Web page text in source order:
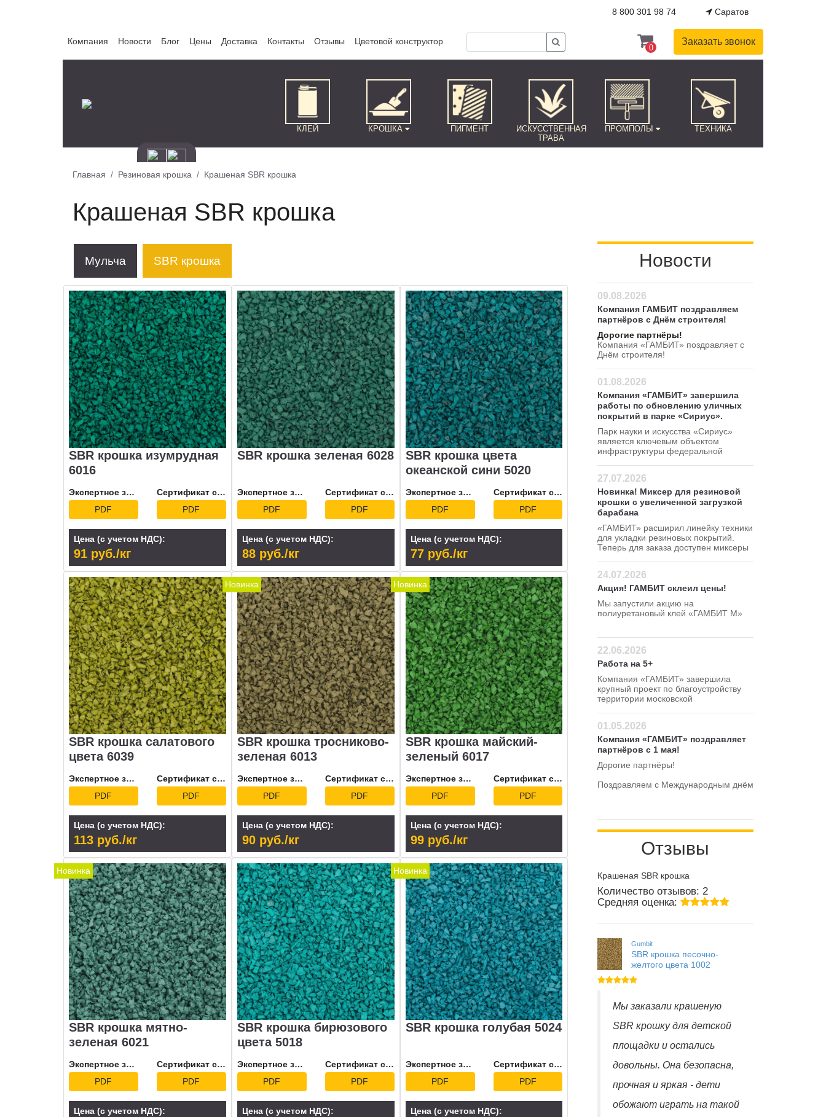
8 800 301 98 74 Саратов
Компания Новости Блог Цены Доставка Контакты Отзывы Цветовой конструктор
0
Заказать звонок
КЛЕЙ КРОШКА ПИГМЕНТ
ИСКУССТВЕННАЯ
ТРАВА
ПРОМПОЛЫ ТЕХНИКА
Главная Резиновая крошка Крашеная SBR крошка
Крашеная SBR крошка
Мульча SBR крошка
SBR крошка изумрудная
6016
Экспертное заключение
PDF
Сертификат соответствия
PDF
Цена (с учетом НДС):
91 руб./кг
SBR крошка зеленая 6028
Экспертное заключение
PDF
Сертификат соответствия
PDF
Цена (с учетом НДС):
88 руб./кг
SBR крошка цвета
океанской сини 5020
Экспертное заключение
PDF
Сертификат соответствия
PDF
Цена (с учетом НДС):
77 руб./кг
SBR крошка салатового
цвета 6039
Экспертное заключение
PDF
Сертификат соответствия
PDF
Цена (с учетом НДС):
113 руб./кг
Новинка
SBR крошка тросниково-
зеленая 6013
Экспертное заключение
PDF
Сертификат соответствия
PDF
Цена (с учетом НДС):
90 руб./кг
Новинка
SBR крошка майский-
зеленый 6017
Экспертное заключение
PDF
Сертификат соответствия
PDF
Цена (с учетом НДС):
99 руб./кг
Новинка
SBR крошка мятно-
зеленая 6021
Экспертное заключение
PDF
Сертификат соответствия
PDF
Цена (с учетом НДС):
SBR крошка бирюзового
цвета 5018
Экспертное заключение
PDF
Сертификат соответствия
PDF
Цена (с учетом НДС):
Новинка
SBR крошка голубая 5024
Экспертное заключение
PDF
Сертификат соответствия
PDF
Цена (с учетом НДС):
Новости
09.08.2026
Компания ГАМБИТ поздравляем
партнёров с Днём строителя!
Дорогие партнёры!
Компания «ГАМБИТ» поздравляет с
Днём строителя!
01.08.2026
Компания «ГАМБИТ» завершила
работы по обновлению уличных
покрытий в парке «Сириус».
Парк науки и искусства «Сириус»
является ключевым объектом
инфраструктуры федеральной
27.07.2026
Новинка! Миксер для резиновой
крошки с увеличенной загрузкой
барабана
«ГАМБИТ» расширил линейку техники
для укладки резиновых покрытий.
Теперь для заказа доступен миксеры
24.07.2026
Акция! ГАМБИТ склеил цены!
Мы запустили акцию на
полиуретановый клей «ГАМБИТ М»
22.06.2026
Работа на 5+
Компания «ГАМБИТ» завершила
крупный проект по благоустройству
территории московской
01.05.2026
Компания «ГАМБИТ» поздравляет
партнёров с 1 мая!
Дорогие партнёры!
Поздравляем с Международным днём
Отзывы
Крашеная SBR крошка
Количество отзывов: 2
Средняя оценка:
Gumbit
SBR крошка песочно-
желтого цвета 1002
Мы заказали крашеную
SBR крошку для детской
площадки и остались
довольны. Она безопасна,
прочная и яркая - дети
обожают играть на такой